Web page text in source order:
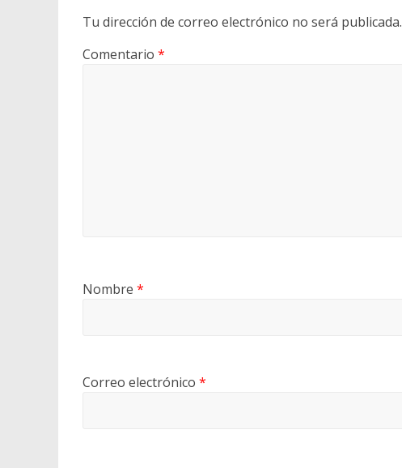
Tu dirección de correo electrónico no será publicada.
Comentario *
Nombre *
Correo electrónico *